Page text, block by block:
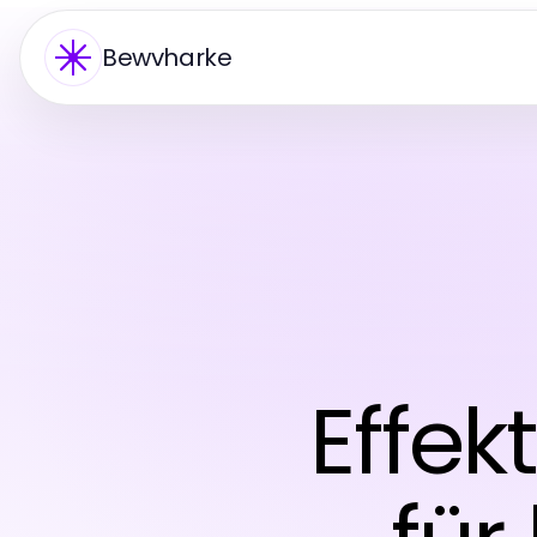
Bewvharke